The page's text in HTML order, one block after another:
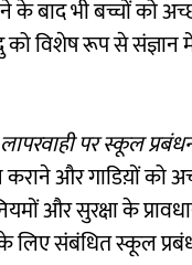
भी बच्चों को
को विशेष रूप से संज्ञान
पर स्कूल प्रबंधन
और गाडिय़ों को
और सुरक्षा के
लिए संबंधित स्कूल